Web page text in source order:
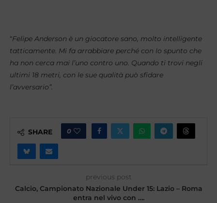
“Felipe Anderson è un giocatore sano, molto intelligente
tatticamente. Mi fa arrabbiare perché con lo spunto che
ha non cerca mai l’uno contro uno. Quando ti trovi negli
ultimi 18 metri, con le sue qualità può sfidare
l’avversario”.
SHARE 0
previous post
Calcio, Campionato Nazionale Under 15: Lazio – Roma
entra nel vivo con ….